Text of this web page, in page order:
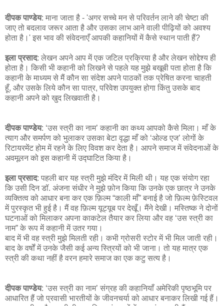
दीपक पाण्डेय: माना जाता है - 'अगर सच्चे मन से परिवर्तन लाने की चेष्टा की
जाए तो बदलाव जरूर आता है और उसका लाभ आने वाली पीढ़ियों को अवश्य
होता है।' इस भाव की संवेदनाएँ आपकी कहानियों में कैसे स्थान पाती हैं?
इला प्रसाद: लेखन अपने आप में एक जटिल प्रक्रिया है और लेखन सोद्देश्य ही
होता है। किसी भी कहानी को लिखने से पहले यह मुझे बखूबी पता होता है कि
कहानी के माध्यम से मैं कौन सा संदेश अपने पाठकों तक प्रेषित करना चाहती
हूँ, और उसके लिये कौन सा पात्र, परिवेश उपयुक्त होगा किंतु उसके बाद
कहानी अपने को खुद लिखवाती है।
दीपक पाण्डेय: ‘उस स्त्री का नाम’ कहानी का कथ्य आपको कैसे मिला। माँ के
त्याग और समर्पण को भुलाकर उसका बेटा वृद्धा माँ को ‘ओल्ड एज’ लोगों के
रिटायरमेंट होम में रहने के लिए विवश कर देता है। आपने समाज में संवेदनाओं के
अवमूलन को इस कहानी में उद्घाटित किया है।
इला प्रसाद: पहली बार यह स्त्री मुझे मंदिर में मिली थी। यह एक संयोग रहा
कि उसी दिन डॉ. अंजना संधीर ने मुझे फ़ोन किया कि उनके एक छात्र ने उनके
व्यक्तित्व को आधार बना कर एक फ़िल्म “काली माँ” बनाई है जो फ़िल्म फ़ेस्टिवल
में पुरस्कृत भी हुई है। मैं वह फ़िल्म यूट्यूब पर देखूँ। मैंने देखी। मस्तिष्क ने दोनों
घटनाओं को मिलाकर अपना काकटेल तैयार कर लिया और वह ‘उस स्त्री का
नाम” के रूप में कहानी में उतर गया।
बाद में भी वह स्त्री मुझे मिलती रही। कभी ग्रोसरी स्टोर में भी मिल जाती रही।
बाद के वर्षों में उनके जैसी कई अन्य स्त्रियों को भी जाना। तो यह मात्र एक
स्त्री की कथा नहीं है वरन हमारे समाज का एक कटु सत्य है।
दीपक पाण्डेय: ‘उस स्त्री का नाम’ संग्रह की कहानियाँ अमेरिकी पृष्ठभूमि पर
आधारित हैं जो प्रवासी भारतीयों के जीवनचर्या को आधार बनाकर लिखी गई हैं।